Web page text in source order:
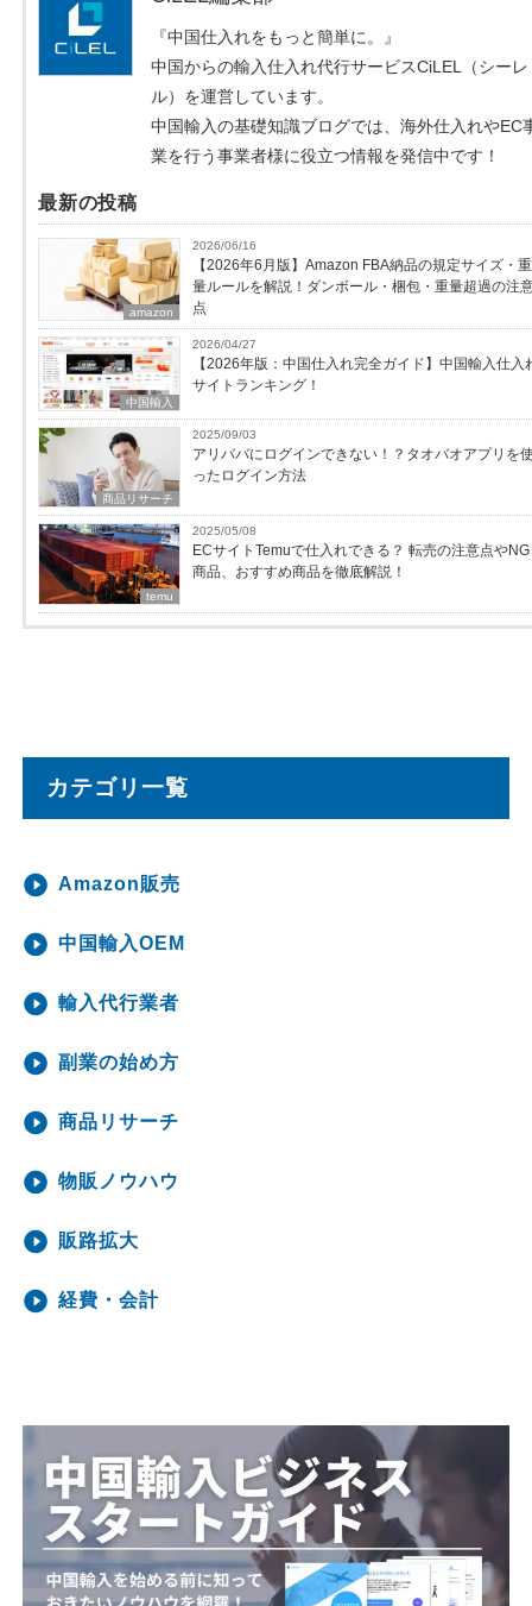
『中国仕入れをもっと簡単に。』
中国からの輸入仕入れ代行サービスCiLEL（シーレ
ル）を運営しています。
中国輸入の基礎知識ブログでは、海外仕入れやEC
業を行う事業者様に役立つ情報を発信中です！
最新の投稿
amazon
2026/06/16
【2026年6月版】Amazon FBA納品の規定サイズ・重
量ルールを解説！ダンボール・梱包・重量超過の注
点
中国輸入
2026/04/27
【2026年版：中国仕入れ完全ガイド】中国輸入仕入
サイトランキング！
商品リサーチ
2025/09/03
アリババにログインできない！？タオバオアプリを
ったログイン方法
temu
2025/05/08
ECサイトTemuで仕入れできる？ 転売の注意点やNG
商品、おすすめ商品を徹底解説！
カテゴリ一覧
Amazon販売
中国輸入OEM
輸入代行業者
副業の始め方
商品リサーチ
物販ノウハウ
販路拡大
経費・会計